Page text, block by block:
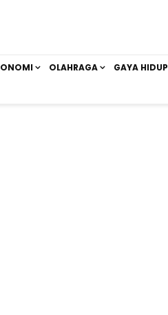
OLAHRAGA GAYA HIDUP